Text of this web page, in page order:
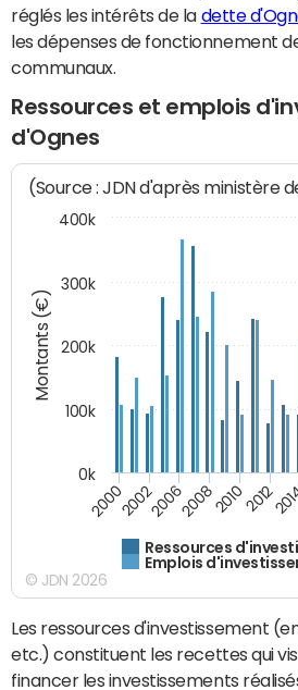
réglés les intérêts de la dette
les dépenses de fonctionnement
communaux.
Ressources et emplois
d'Ognes
Montants (€)
(Source : JDN d'après ministère
Ressources
Emplois
200020022006200820102012
0k
100k
200k
300k
400k
© JDN 2026
Les ressources d'investissement
etc.) constituent les recettes qui
financer les investissements